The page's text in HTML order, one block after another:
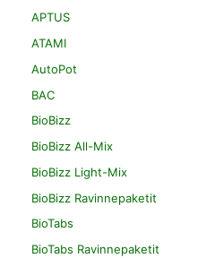
APTUS
ATAMI
AutoPot
BAC
BioBizz
BioBizz All-Mix
BioBizz Light-Mix
BioBizz Ravinnepaketit
BioTabs
BioTabs Ravinnepaketit